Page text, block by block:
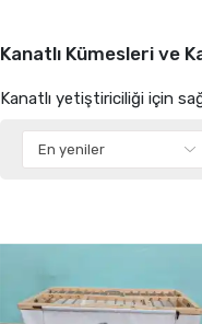
Kanatlı Kümesleri ve
Kanatlı yetiştiriciliği için